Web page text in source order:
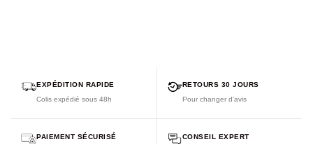
EXPÉDITION RAPIDE
Colis expédié sous 48h
RETOURS 30 JOURS
Pour changer d'avis
PAIEMENT SÉCURISÉ
CONSEIL EXPERT